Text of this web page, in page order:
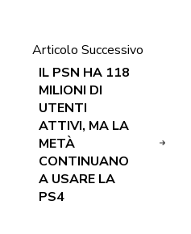
Articolo Successivo
IL PSN HA 118
MILIONI DI
UTENTI
ATTIVI, MA LA
METÀ
CONTINUANO
A USARE LA
PS4